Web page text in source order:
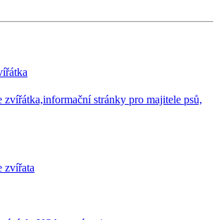
zvířátka,informační stránky pro majitele psů,
zvířata